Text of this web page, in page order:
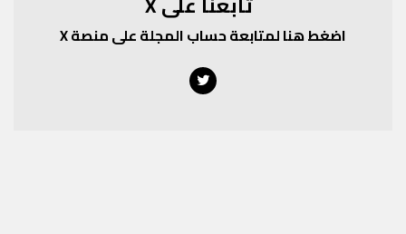
اضغط هنا لمتابعة حساب المجلة على منصة X
Twitter